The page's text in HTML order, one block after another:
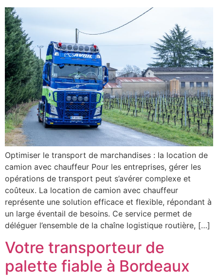
Optimiser le transport de marchandises : la location de
camion avec chauffeur Pour les entreprises, gérer les
opérations de transport peut s’avérer complexe et
coûteux. La location de camion avec chauffeur
représente une solution efficace et flexible, répondant à
un large éventail de besoins. Ce service permet de
déléguer l’ensemble de la chaîne logistique routière, […]
Votre transporteur de
palette fiable à Bordeaux